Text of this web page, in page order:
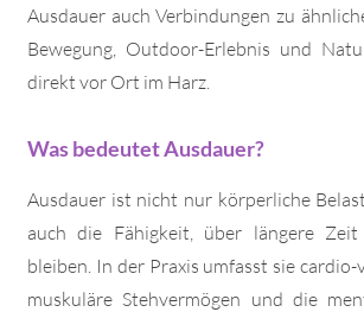
Ausdauer auch Verbindungen zu
Bewegung, Outdoor-Erlebnis und
direkt vor Ort im Harz.
Was bedeutet Ausdauer?
Ausdauer ist nicht nur körperliche
auch die Fähigkeit, über längere
bleiben. In der Praxis umfasst sie cardio-
muskuläre Stehvermögen und die